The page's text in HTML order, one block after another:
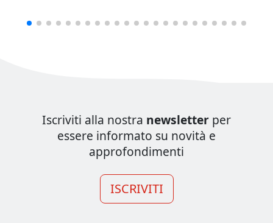
Iscriviti alla nostra newsletter per
essere informato su novità e
approfondimenti
ISCRIVITI